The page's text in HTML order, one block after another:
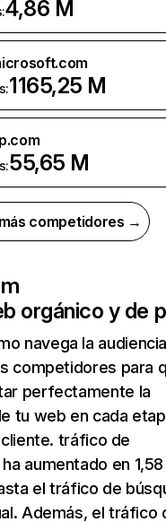
4,86 M
1165,25 M
55,65 M
competidores →
orgánico y de
navega la
competidores para
perfectamente la
tu web en cada
tráfico de
aumentado en
el tráfico de
Además, el tráfico